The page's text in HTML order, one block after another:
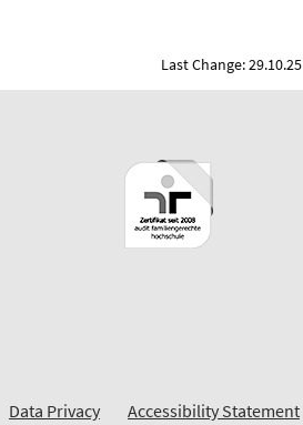
Last Change: 29.10.25
Data Privacy Accessibility Statement